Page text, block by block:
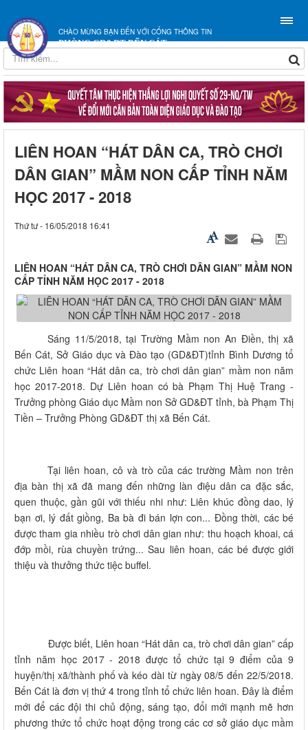
CHÀO MỪNG BẠN ĐẾN VỚI CỔNG THÔNG TIN
PHÒNG GD&ĐT BẾN CÁT
LIÊN HOAN “HÁT DÂN CA, TRÒ CHƠI
DÂN GIAN” MẦM NON CẤP TỈNH NĂM
HỌC 2017 - 2018
Thứ tư - 16/05/2018 16:41
LIÊN HOAN “HÁT DÂN CA, TRÒ CHƠI DÂN GIAN” MẦM NON
CẤP TỈNH NĂM HỌC 2017 - 2018
Sáng 11/5/2018, tại Trường Mầm non An Điền, thị xã
Bến Cát, Sở Giáo dục và Đào tạo (GD&ĐT)tỉnh Bình Dương tổ
chức Liên hoan “Hát dân ca, trò chơi dân gian” mầm non năm
học 2017-2018. Dự Liên hoan có bà Phạm Thị Huệ Trang -
Trưởng phòng Giáo dục Mầm non Sở GD&ĐT tỉnh, bà Phạm Thị
Tiền – Trưởng Phòng GD&ĐT thị xã Bến Cát.
Tại liên hoan, cô và trò của các trường Mầm non trên
địa bàn thị xã đã mang đến những làn điệu dân ca đặc sắc,
quen thuộc, gần gũi với thiếu nhi như: Liên khúc đồng dao, lý
bạn ơi, lý đất giồng, Ba bà đi bán lợn con... Đồng thời, các bé
được tham gia nhiều trò chơi dân gian như: thu hoạch khoai, cá
đớp mồi, rùa chuyền trứng... Sau liên hoan, các bé được giới
thiệu và thưởng thức tiệc buffel.
Được biết, Liên hoan “Hát dân ca, trò chơi dân gian” cấp
tỉnh năm học 2017 - 2018 được tổ chức tại 9 điểm của 9
huyện/thị xã/thành phố và kéo dài từ ngày 08/5 đến 22/5/2018.
Bến Cát là đơn vị thứ 4 trong tỉnh tổ chức liên hoan. Đây là điểm
mới để các đội thi chủ động, sáng tạo, đổi mới mạnh mẽ hơn
phương thức tổ chức hoạt động trong các cơ sở giáo dục mầm